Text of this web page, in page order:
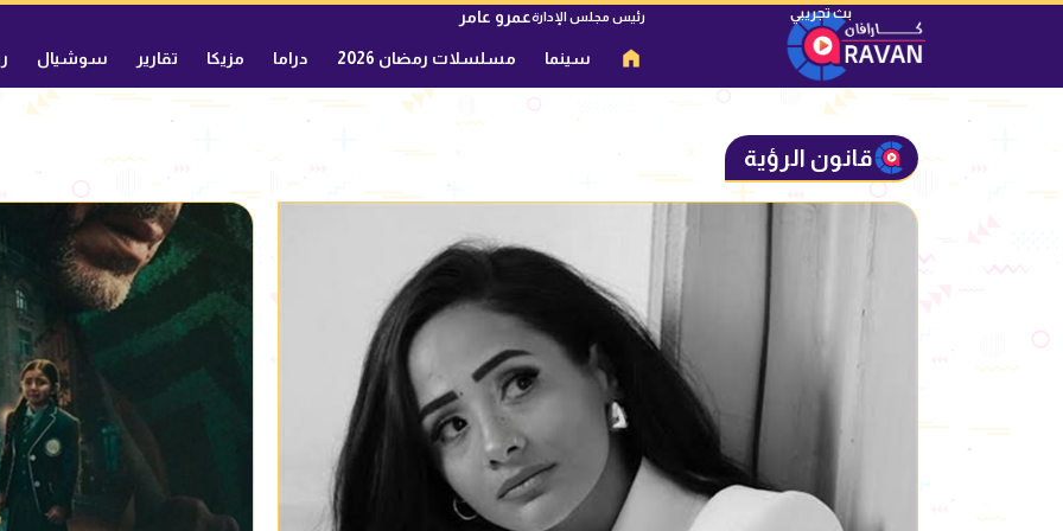
رئيس مجلس الإدارةعمرو عامر
سينما مسلسلات رمضان 2026 دراما مزيكا تقارير سوشيال
قانون الرؤية